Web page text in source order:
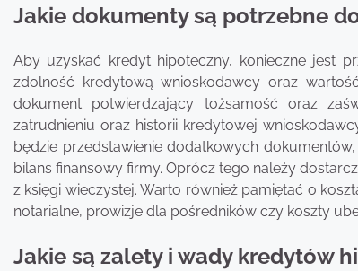
Jakie dokumenty są potrzebne
Aby uzyskać kredyt hipoteczny, konieczne jest
zdolność kredytową wnioskodawcy oraz
dokument potwierdzający tożsamość oraz
zatrudnieniu oraz historii kredytowej
będzie przedstawienie dodatkowych
bilans finansowy firmy. Oprócz tego należy
z księgi wieczystej. Warto również pamiętać o
notarialne, prowizje dla pośredników czy koszty
Jakie są zalety i wady kredytów